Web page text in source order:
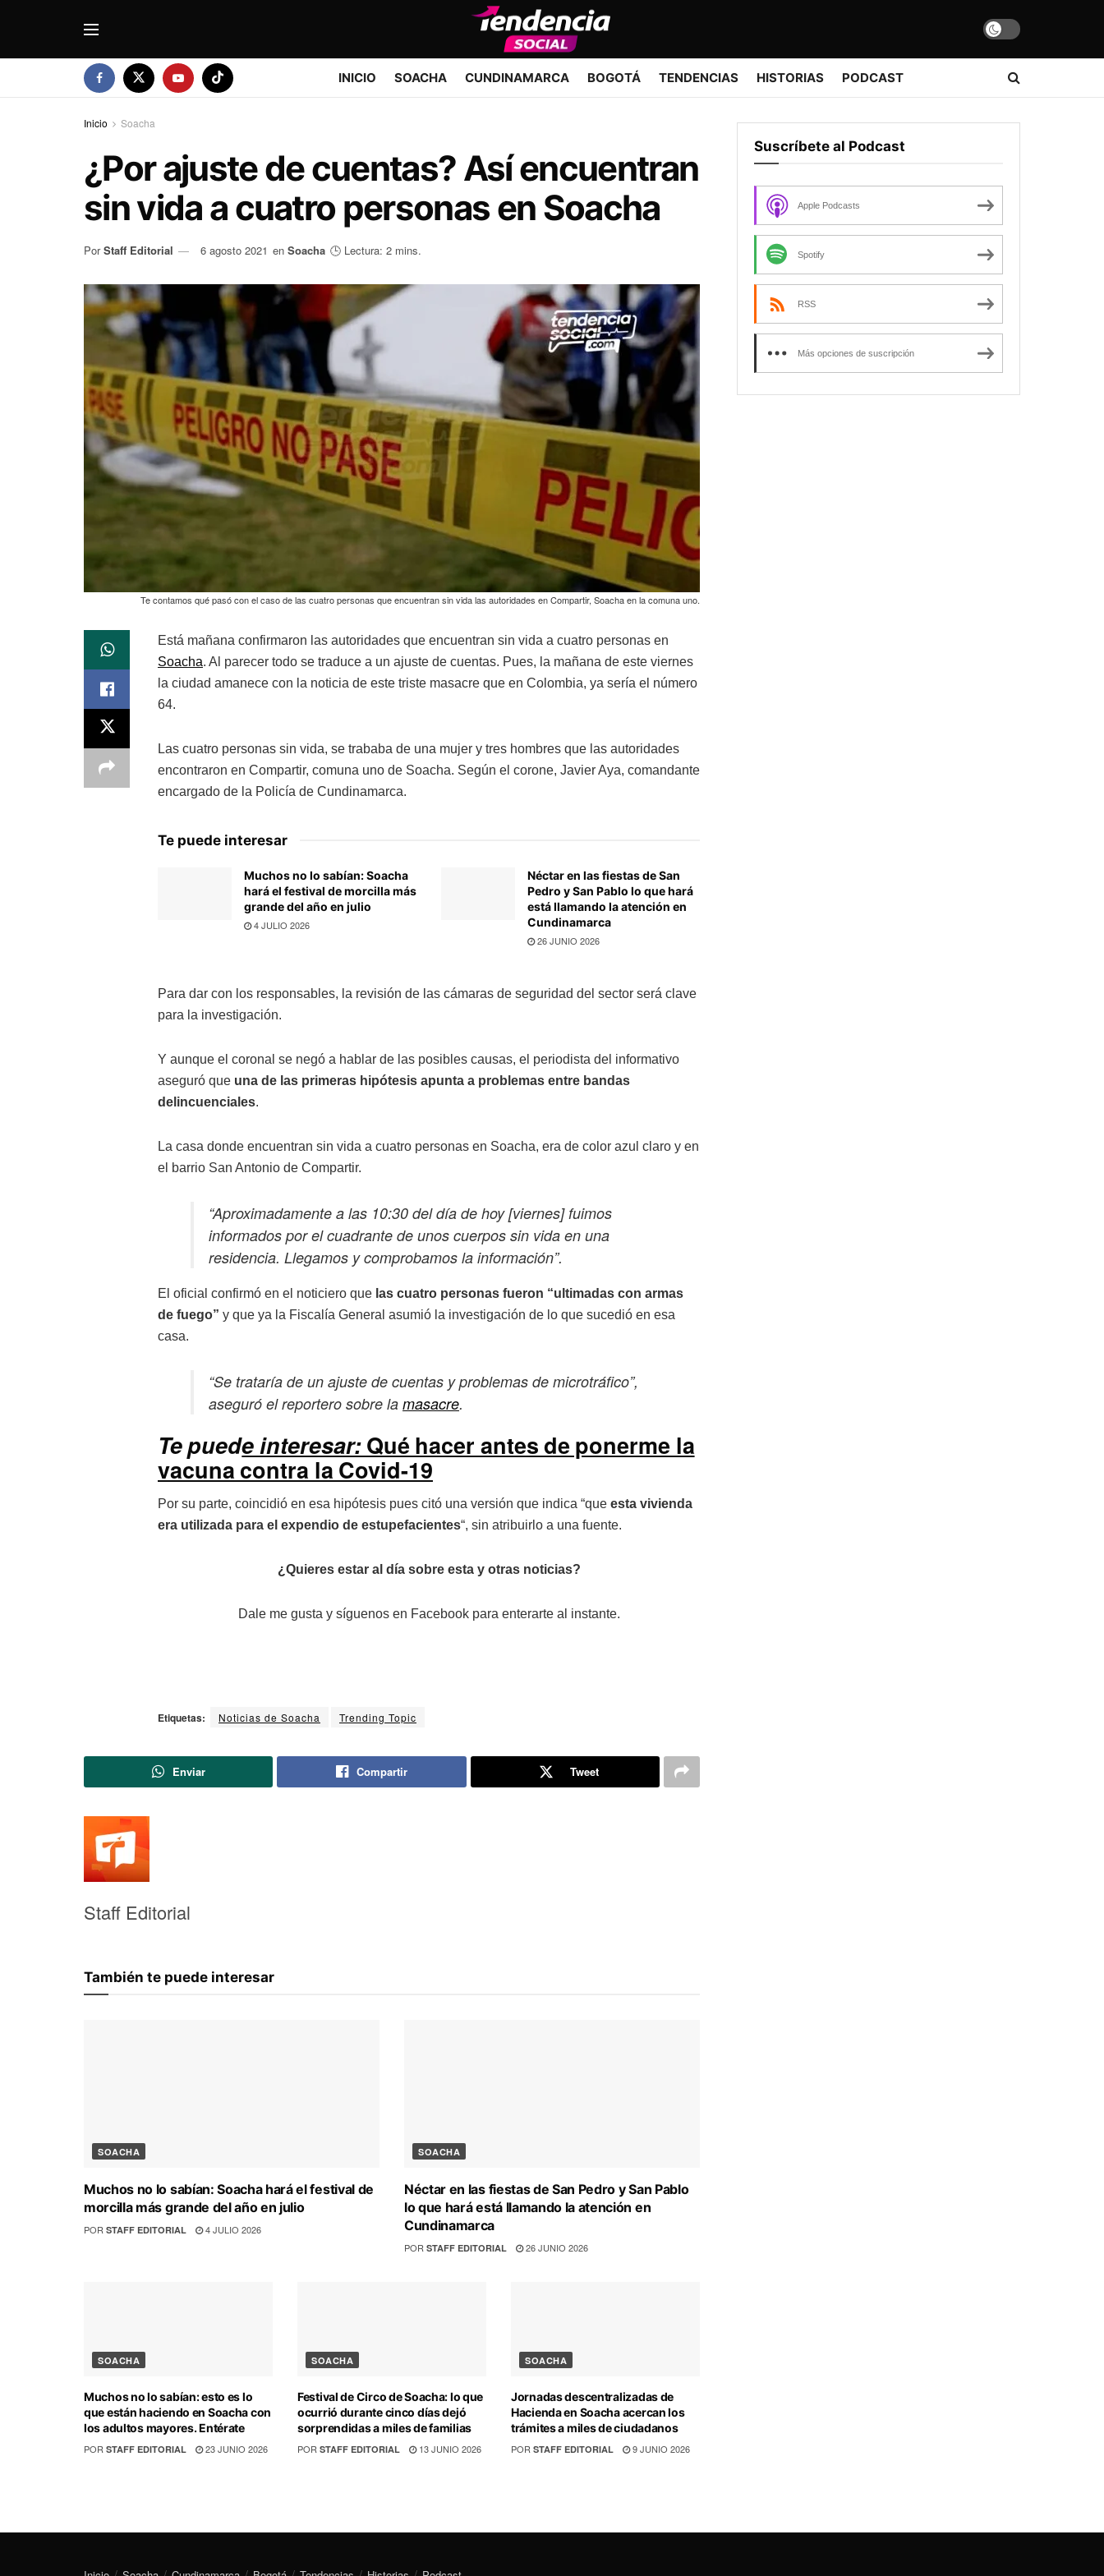
INICIO SOACHA CUNDINAMARCA BOGOTÁ TENDENCIAS HISTORIAS PODCAST
Inicio Soacha
¿Por ajuste de cuentas? Así encuentran
sin vida a cuatro personas en Soacha
Por Staff Editorial 6 agosto 2021 en Soacha 🕒 Lectura: 2 mins.
Te contamos qué pasó con el caso de las cuatro personas que encuentran sin vida las autoridades en Compartir, Soacha en la comuna uno.
Está mañana confirmaron las autoridades que encuentran sin vida a cuatro personas en
Soacha. Al parecer todo se traduce a un ajuste de cuentas. Pues, la mañana de este viernes
la ciudad amanece con la noticia de este triste masacre que en Colombia, ya sería el número
64.
Las cuatro personas sin vida, se trababa de una mujer y tres hombres que las autoridades
encontraron en Compartir, comuna uno de Soacha. Según el corone, Javier Aya, comandante
encargado de la Policía de Cundinamarca.
Te puede interesar
Muchos no lo sabían: Soacha
hará el festival de morcilla más
grande del año en julio
4 JULIO 2026
Néctar en las fiestas de San
Pedro y San Pablo lo que hará
está llamando la atención en
Cundinamarca
26 JUNIO 2026
Para dar con los responsables, la revisión de las cámaras de seguridad del sector será clave
para la investigación.
Y aunque el coronal se negó a hablar de las posibles causas, el periodista del informativo
aseguró que una de las primeras hipótesis apunta a problemas entre bandas
delincuenciales.
La casa donde encuentran sin vida a cuatro personas en Soacha, era de color azul claro y en
el barrio San Antonio de Compartir.
“Aproximadamente a las 10:30 del día de hoy [viernes] fuimos
informados por el cuadrante de unos cuerpos sin vida en una
residencia. Llegamos y comprobamos la información”.
El oficial confirmó en el noticiero que las cuatro personas fueron “ultimadas con armas
de fuego” y que ya la Fiscalía General asumió la investigación de lo que sucedió en esa
casa.
“Se trataría de un ajuste de cuentas y problemas de microtráfico”,
aseguró el reportero sobre la masacre.
Te puede interesar:Qué hacer antes de ponerme la
vacuna contra la Covid-19
Por su parte, coincidió en esa hipótesis pues citó una versión que indica “que esta vivienda
era utilizada para el expendio de estupefacientes“, sin atribuirlo a una fuente.
¿Quieres estar al día sobre esta y otras noticias?
Dale me gusta y síguenos en Facebook para enterarte al instante.
Etiquetas: Noticias de Soacha Trending Topic
Enviar Compartir Tweet
Staff Editorial
También te puede interesar
SOACHA
Muchos no lo sabían: Soacha hará el festival de
morcilla más grande del año en julio
POR STAFF EDITORIAL 4 JULIO 2026
SOACHA
Néctar en las fiestas de San Pedro y San Pablo
lo que hará está llamando la atención en
Cundinamarca
POR STAFF EDITORIAL 26 JUNIO 2026
SOACHA
Muchos no lo sabían: esto es lo
que están haciendo en Soacha con
los adultos mayores. Entérate
POR STAFF EDITORIAL 23 JUNIO 2026
SOACHA
Festival de Circo de Soacha: lo que
ocurrió durante cinco días dejó
sorprendidas a miles de familias
POR STAFF EDITORIAL 13 JUNIO 2026
SOACHA
Jornadas descentralizadas de
Hacienda en Soacha acercan los
trámites a miles de ciudadanos
POR STAFF EDITORIAL 9 JUNIO 2026
Suscríbete al Podcast
Apple Podcasts
Spotify
RSS
Más opciones de suscripción